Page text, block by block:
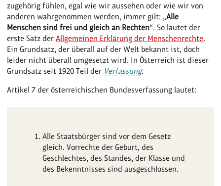
zugehörig fühlen, egal wie wir aussehen oder wie wir von
anderen wahrgenommen werden, immer gilt: „Alle
Menschen sind frei und gleich an Rechten“. So lautet der
erste Satz derAllgemeinen Erklärung der Menschenrechte.
Ein Grundsatz, der überall auf der Welt bekannt ist, doch
leider nicht überall umgesetzt wird. In Österreich ist dieser
Grundsatz seit 1920 Teil der Verfassung.
Artikel 7 der österreichischen Bundesverfassung lautet:
Alle Staatsbürger sind vor dem Gesetz
gleich. Vorrechte der Geburt, des
Geschlechtes, des Standes, der Klasse und
des Bekenntnisses sind ausgeschlossen.